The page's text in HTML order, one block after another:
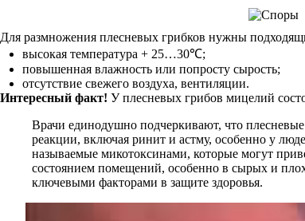
Для размножения плесневых грибков нужны
высокая температура + 25…30℃;
повышенная влажность или попросту сырость;
отсутствие свежего воздуха, вентиляции.
Интересный факт! У плесневых грибов мицелий
Врачи единодушно подчеркивают, что
реакции, включая ринит и астму, особенно у
называемые микотоксинами, которые могут
состоянием помещений, особенно в сырых и
ключевыми факторами в защите здоровья.